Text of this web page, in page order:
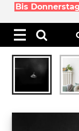
Bis